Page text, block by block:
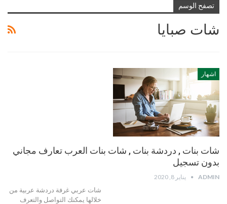
تصفح الوسم
شات صبايا
اشهار
شات بنات , دردشة بنات , شات بنات العرب تعارف مجاني
بدون تسجيل
ADMIN يناير 8, 2020
شات عربي غرفة دردشة عربية من
خلالها يمكنك التواصل والتعرف